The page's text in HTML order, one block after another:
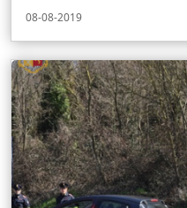
08-08-2019